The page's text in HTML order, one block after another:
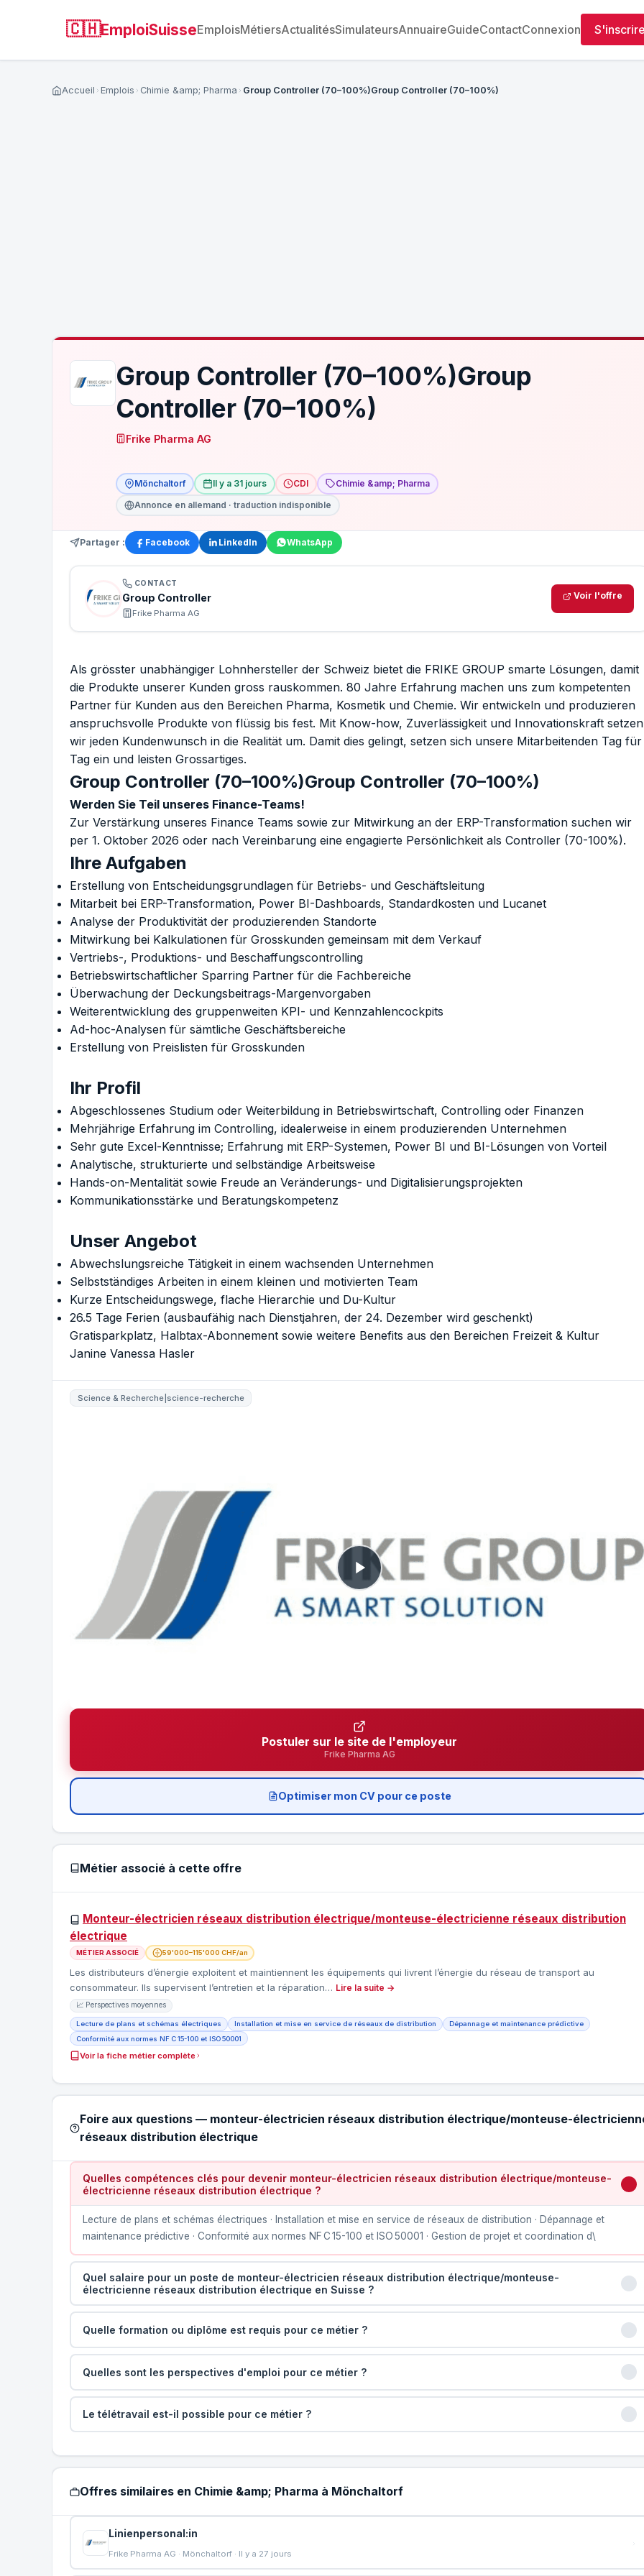
🇨🇭EmploiSuisseEmploisMétiersActualitésSimulateursAnnuaireGuideContactConnexion
Accueil Emplois Chimie &amp; Pharma Group Controller (70–100%)Group Controller (70–100%)
Group Controller (70–100%)Group
Controller (70–100%)
Frike Pharma AG
Mönchaltorf Il y a 31 jours CDI
Chimie &amp; Pharma
Annonce en allemand · traduction indisponible
Partager : Facebook LinkedIn WhatsApp
CONTACT
Group Controller
Frike Pharma AG
Voir l'offre
Als grösster unabhängiger Lohnhersteller der Schweiz bietet die FRIKE GROUP smarte Lösungen, damit
die Produkte unserer Kunden gross rauskommen. 80 Jahre Erfahrung machen uns zum kompetenten
Partner für Kunden aus den Bereichen Pharma, Kosmetik und Chemie. Wir entwickeln und produzieren
anspruchsvolle Produkte von flüssig bis fest. Mit Know-how, Zuverlässigkeit und Innovationskraft setzen
wir jeden Kundenwunsch in die Realität um. Damit dies gelingt, setzen sich unsere Mitarbeitenden Tag für
Tag ein und leisten Grossartiges.
Group Controller (70–100%)Group Controller (70–100%)
Werden Sie Teil unseres Finance-Teams!
Zur Verstärkung unseres Finance Teams sowie zur Mitwirkung an der ERP-Transformation suchen wir
per 1. Oktober 2026 oder nach Vereinbarung eine engagierte Persönlichkeit als Controller (70-100%).
Ihre Aufgaben
Erstellung von Entscheidungsgrundlagen für Betriebs- und Geschäftsleitung
Mitarbeit bei ERP-Transformation, Power BI-Dashboards, Standardkosten und Lucanet
Analyse der Produktivität der produzierenden Standorte
Mitwirkung bei Kalkulationen für Grosskunden gemeinsam mit dem Verkauf
Vertriebs-, Produktions- und Beschaffungscontrolling
Betriebswirtschaftlicher Sparring Partner für die Fachbereiche
Überwachung der Deckungsbeitrags-Margenvorgaben
Weiterentwicklung des gruppenweiten KPI- und Kennzahlencockpits
Ad-hoc-Analysen für sämtliche Geschäftsbereiche
Erstellung von Preislisten für Grosskunden
Ihr Profil
Abgeschlossenes Studium oder Weiterbildung in Betriebswirtschaft, Controlling oder Finanzen
Mehrjährige Erfahrung im Controlling, idealerweise in einem produzierenden Unternehmen
Sehr gute Excel-Kenntnisse; Erfahrung mit ERP-Systemen, Power BI und BI-Lösungen von Vorteil
Analytische, strukturierte und selbständige Arbeitsweise
Hands-on-Mentalität sowie Freude an Veränderungs- und Digitalisierungsprojekten
Kommunikationsstärke und Beratungskompetenz
Unser Angebot
Abwechslungsreiche Tätigkeit in einem wachsenden Unternehmen
Selbstständiges Arbeiten in einem kleinen und motivierten Team
Kurze Entscheidungswege, flache Hierarchie und Du-Kultur
26.5 Tage Ferien (ausbaufähig nach Dienstjahren, der 24. Dezember wird geschenkt)
Gratisparkplatz, Halbtax-Abonnement sowie weitere Benefits aus den Bereichen Freizeit & Kultur
Janine Vanessa Hasler
Science & Recherche|science-recherche
Postuler sur le site de l'employeur
Frike Pharma AG
Optimiser mon CV pour ce poste
Métier associé à cette offre
Monteur-électricien réseaux distribution électrique/monteuse-électricienne réseaux distribution
électrique
MÉTIER ASSOCIÉ 59'000–115'000 CHF/an
Les distributeurs d’énergie exploitent et maintiennent les équipements qui livrent l’énergie du réseau de transport au
consommateur. Ils supervisent l’entretien et la réparation… Lire la suite →
📈 Perspectives moyennes
Lecture de plans et schémas électriques Installation et mise en service de réseaux de distribution
Dépannage et maintenance prédictive
Conformité aux normes NF C 15-100 et ISO 50001
Voir la fiche métier complète
Foire aux questions — monteur-électricien réseaux distribution électrique/monteuse-
réseaux distribution électrique
Quelles compétences clés pour devenir monteur-électricien réseaux distribution électrique/monteuse-
électricienne réseaux distribution électrique ?
Lecture de plans et schémas électriques · Installation et mise en service de réseaux de distribution · Dépannage et
maintenance prédictive · Conformité aux normes NF C 15-100 et ISO 50001 · Gestion de projet et coordination d\
Quel salaire pour un poste de monteur-électricien réseaux distribution électrique/monteuse-
électricienne réseaux distribution électrique en Suisse ?
Quelle formation ou diplôme est requis pour ce métier ?
Quelles sont les perspectives d'emploi pour ce métier ?
Le télétravail est-il possible pour ce métier ?
Offres similaires en Chimie &amp; Pharma à Mönchaltorf
Linienpersonal:in
Frike Pharma AG · Mönchaltorf · Il y a 27 jours